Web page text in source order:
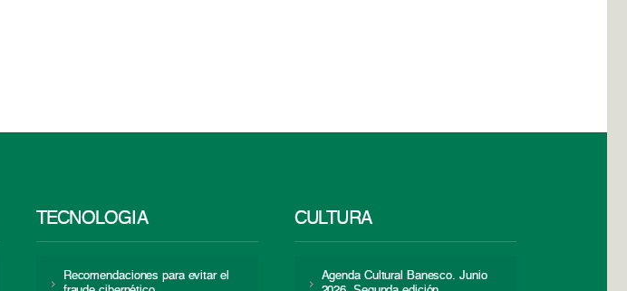
TECNOLOGÍA
Recomendaciones para evitar el
CULTURA
Agenda Cultural Banesco. Junio